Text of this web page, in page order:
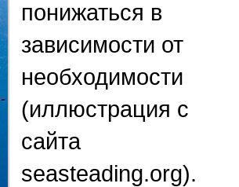
понижаться в
зависимости от
необходимости
(иллюстрация с
сайта
seasteading.org).